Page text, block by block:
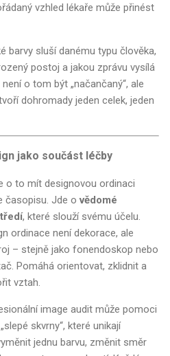
vzhled lékaře může přinést
barvy sluší danému typu člověka,
postoj a jakou zprávu vysílá
o tom být „načančaný“, ale
dohromady jeden celek, jeden
jako součást léčby
o to mít designovou ordinaci
časopisu. Jde ovědomé
, které slouží svému účelu.
ordinace není dekorace, ale
– stejně jako fonendoskop nebo
Pomáhá orientovat, zklidnit a
vztah.
image audit může pomoci
skvrny“, které unikají
jednu barvu, změnit směr